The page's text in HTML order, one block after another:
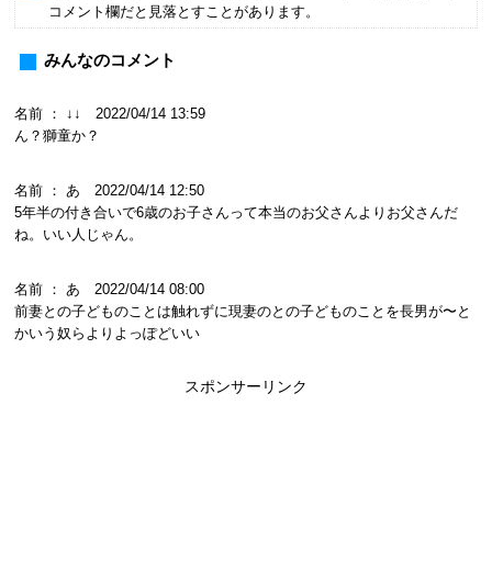
コメント欄だと見落とすことがあります。
みんなのコメント
名前 ： ↓↓ 2022/04/14 13:59
ん？獅童か？
名前 ： あ 2022/04/14 12:50
5年半の付き合いで6歳のお子さんって本当のお父さんよりお父さんだ
ね。いい人じゃん。
名前 ： あ 2022/04/14 08:00
前妻との子どものことは触れずに現妻のとの子どものことを長男が〜と
かいう奴らよりよっぽどいい
スポンサーリンク